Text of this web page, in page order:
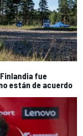
fue
están de acuerdo